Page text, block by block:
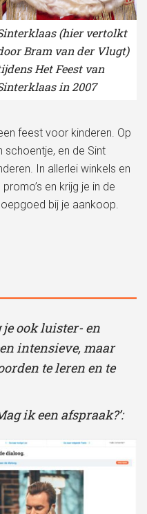
(hier vertolkt
Bram van der Vlugt)
Het Feest van
in 2007
feest voor kinderen. Op
schoentje, en de Sint
In allerlei winkels en
en krijg je in de
bij je aankoop.
ook luister- en
intensieve, maar
te leren en te
ik een afspraak?’: